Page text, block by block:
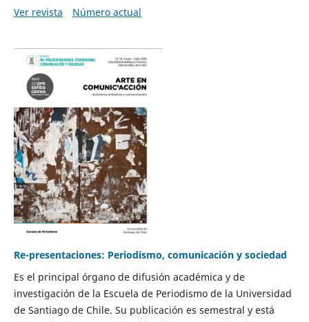
Ver revista
Número actual
Re-presentaciones: Periodismo, comunicación y sociedad
Es el principal órgano de difusión académica y de
investigación de la Escuela de Periodismo de la Universidad
de Santiago de Chile. Su publicación es semestral y está